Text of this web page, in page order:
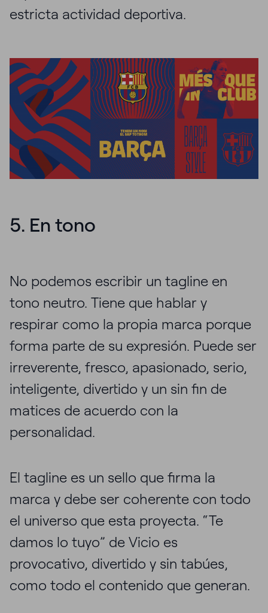
estricta actividad deportiva.
5. En tono
No podemos escribir un tagline en
tono neutro. Tiene que hablar y
respirar como la propia marca porque
forma parte de su expresión. Puede ser
irreverente, fresco, apasionado, serio,
inteligente, divertido y un sin fin de
matices de acuerdo con la
personalidad.
El tagline es un sello que firma la
marca y debe ser coherente con todo
el universo que esta proyecta. “Te
damos lo tuyo” de Vicio es
provocativo, divertido y sin tabúes,
como todo el contenido que generan.